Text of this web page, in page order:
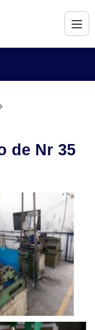
de Nr 35